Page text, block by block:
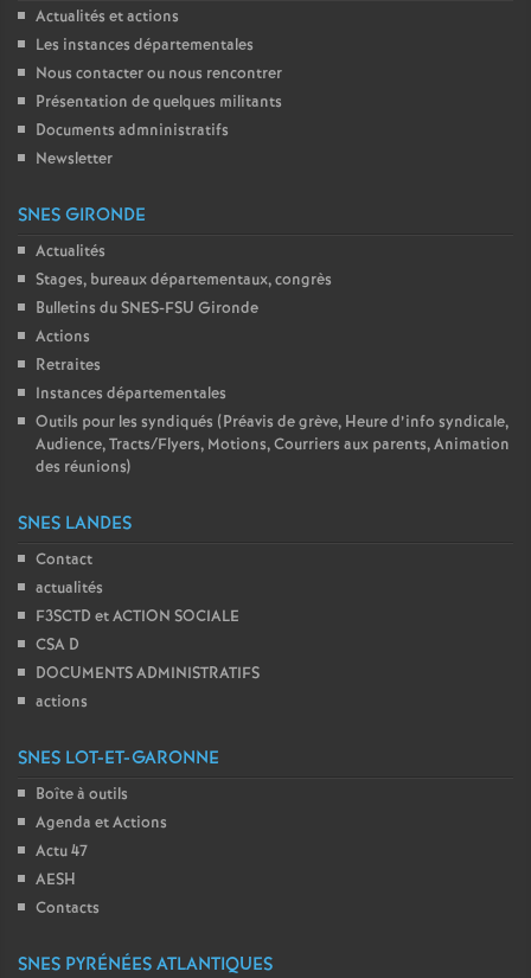
Actualités et actions
Les instances départementales
Nous contacter ou nous rencontrer
Présentation de quelques militants
Documents admninistratifs
Newsletter
SNES GIRONDE
Actualités
Stages, bureaux départementaux, congrès
Bulletins du SNES-FSU Gironde
Actions
Retraites
Instances départementales
Outils pour les syndiqués (Préavis de grève, Heure d’info syndicale,
Audience, Tracts/Flyers, Motions, Courriers aux parents, Animation
des réunions)
SNES LANDES
Contact
actualités
F3SCTD et ACTION SOCIALE
CSA D
DOCUMENTS ADMINISTRATIFS
actions
SNES LOT-ET-GARONNE
Boîte à outils
Agenda et Actions
Actu 47
AESH
Contacts
SNES PYRÉNÉES ATLANTIQUES